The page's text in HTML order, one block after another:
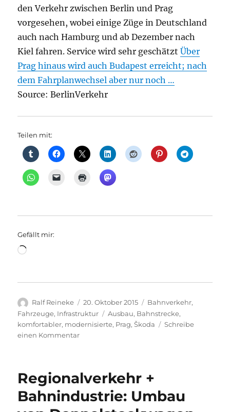
den Verkehr zwischen Berlin und Prag
vorgesehen, wobei einige Züge in Deutschland
auch nach Hamburg und ab Dezember nach
Kiel fahren. Service wird sehr geschätztÜber
Prag hinaus wird auch Budapest erreicht; nach
dem Fahrplanwechsel aber nur noch …
Source: BerlinVerkehr
Teilen mit:
Gefällt mir:
Wird
Autor
Ralf Reineke
Veröffentlicht
am
20. Oktober 2015 Kategorien
Bahnverkehr,
Fahrzeuge, Infrastruktur Schlagwörter
Ausbau, Bahnstrecke,
komfortabler, modernisierte, Prag,Škoda
Schreibe
einen Kommentarzu
Berlin
Prag
Komfortabler
Regionalverkehr +
Bahnindustrie: Umbau